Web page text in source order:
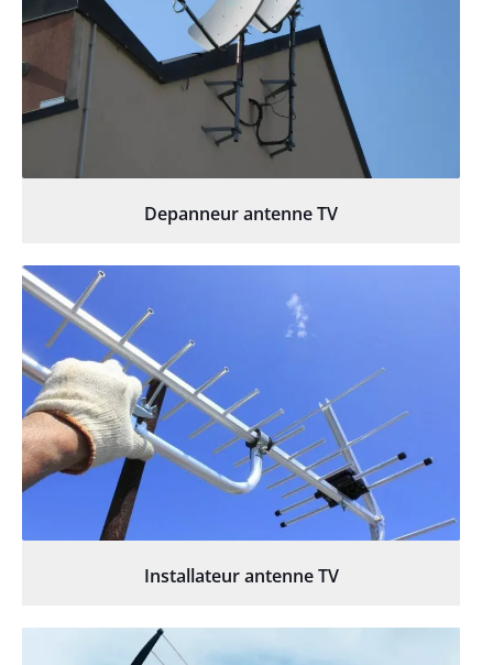
Depanneur antenne TV
Installateur antenne TV